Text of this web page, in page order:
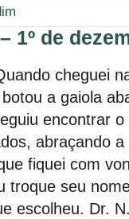
1º de
cheguei
a gaiola
encontrar
abraçando
fiquei com
troque seu
escolheu. Dr.